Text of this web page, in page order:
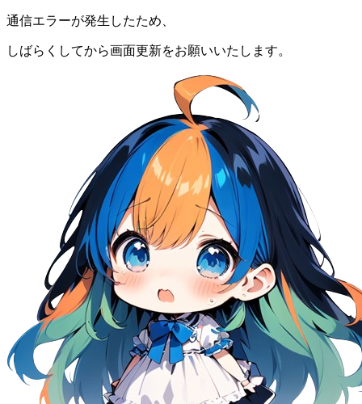
通信エラーが発生したため、
しばらくしてから画面更新をお願いいたします。